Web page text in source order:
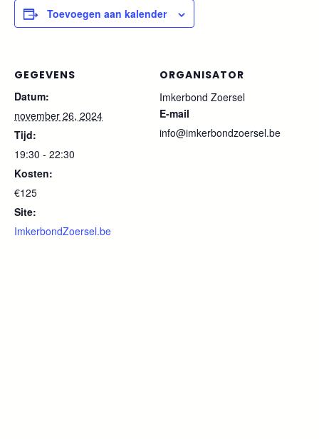
Toevoegen aan kalender
GEGEVENS
Datum:
november 26, 2024
Tijd:
19:30 - 22:30
Kosten:
€125
Site:
ImkerbondZoersel.be
ORGANISATOR
Imkerbond Zoersel
E-mail
info@imkerbondzoersel.be